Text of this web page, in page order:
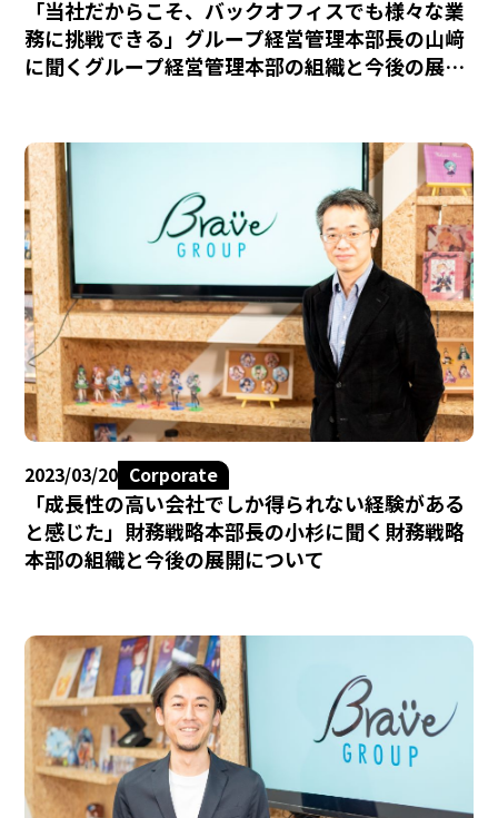
「当社だからこそ、バックオフィスでも様々な業
務に挑戦できる」グループ経営管理本部長の山﨑
に聞くグループ経営管理本部の組織と今後の展開
2023/03/20 Corporate
「成長性の高い会社でしか得られない経験がある
と感じた」財務戦略本部長の小杉に聞く財務戦略
本部の組織と今後の展開について